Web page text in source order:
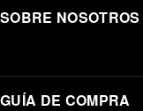
SOBRE NOSOTROS
GUÍA DE COMPRA